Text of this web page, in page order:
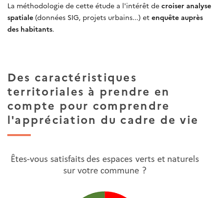
La méthodologie de cette étude a l'intérêt de croiser analyse
spatiale (données SIG, projets urbains...) et enquête auprès
des habitants.
Des caractéristiques
territoriales à prendre en
compte pour comprendre
l'appréciation du cadre de vie